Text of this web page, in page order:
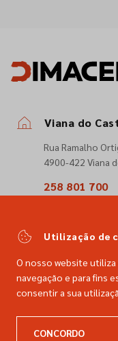
Viana do
Rua Ramalho
4900-422 Viana
258 801 700
Catálogo
Utilização de
O nosso website utiliza
navegação e para fins
consentir a sua
CONCORDO